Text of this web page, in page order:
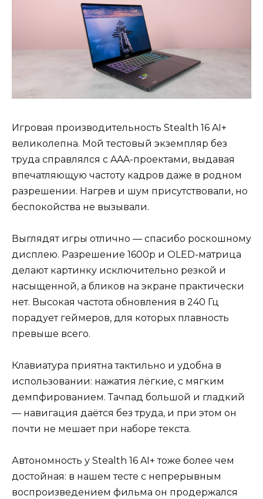
Игровая производительность Stealth 16 AI+
великолепна. Мой тестовый экземпляр без
труда справлялся с AAA-проектами, выдавая
впечатляющую частоту кадров даже в родном
разрешении. Нагрев и шум присутствовали, но
беспокойства не вызывали.
Выглядят игры отлично — спасибо роскошному
дисплею. Разрешение 1600p и OLED-матрица
делают картинку исключительно резкой и
насыщенной, а бликов на экране практически
нет. Высокая частота обновления в 240 Гц
порадует геймеров, для которых плавность
превыше всего.
Клавиатура приятна тактильно и удобна в
использовании: нажатия лёгкие, с мягким
демпфированием. Тачпад большой и гладкий
— навигация даётся без труда, и при этом он
почти не мешает при наборе текста.
Автономность у Stealth 16 AI+ тоже более чем
достойная: в нашем тесте с непрерывным
воспроизведением фильма он продержался